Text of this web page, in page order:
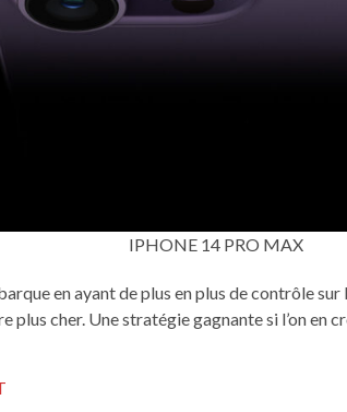
IPHONE 14 PRO MAX
en ayant de plus en plus de contrôle
plus cher. Une stratégie gagnante si l’on en